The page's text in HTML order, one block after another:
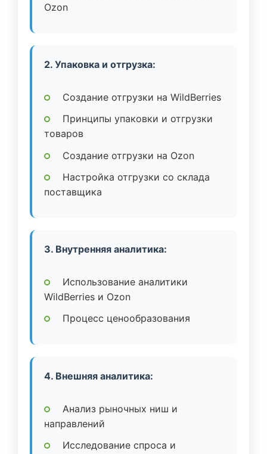
Ozon
2. Упаковка и отгрузка:
Создание отгрузки на WildBerries
Принципы упаковки и отгрузки
товаров
Создание отгрузки на Ozon
Настройка отгрузки со склада
поставщика
3. Внутренняя аналитика:
Использование аналитики
WildBerries и Ozon
Процесс ценообразования
4. Внешняя аналитика:
Анализ рыночных ниш и
направлений
Исследование спроса и